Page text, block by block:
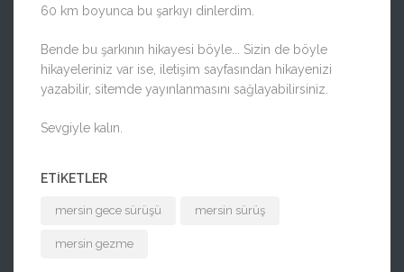
60 km boyunca bu şarkıyı dinlerdim.
Bende bu şarkının hikayesi böyle... Sizin de böyle
hikayeleriniz var ise, iletişim sayfasından hikayenizi
yazabilir, sitemde yayınlanmasını sağlayabilirsiniz.
Sevgiyle kalın.
ETIKETLER
mersin gece sürüşü mersin sürüş
mersin gezme